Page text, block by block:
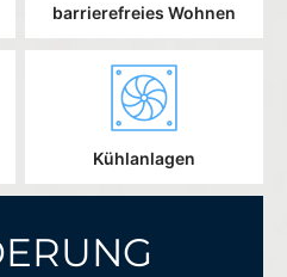
barrierefreies Wohnen
Kühlanlagen